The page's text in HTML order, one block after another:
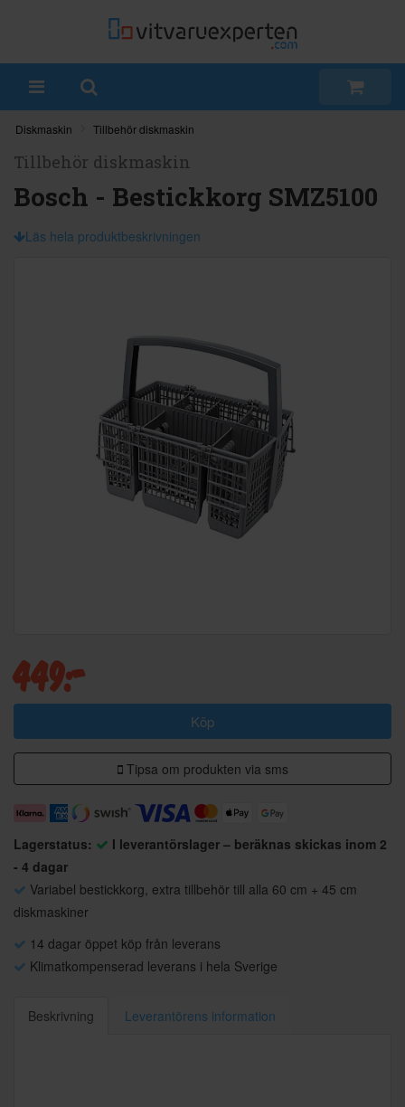
Diskmaskin Tillbehör diskmaskin
Tillbehör diskmaskin
Bosch - Bestickkorg SMZ5100
Läs hela produktbeskrivningen
449:-
Köp
Tipsa om produkten via sms
Lagerstatus:
I leverantörslager – beräknas skickas inom 2
- 4 dagar
Variabel bestickkorg, extra tillbehör till alla 60 cm + 45 cm
diskmaskiner
14 dagar öppet köp från leverans
Klimatkompenserad leverans i hela Sverige
Beskrivning Leverantörens information